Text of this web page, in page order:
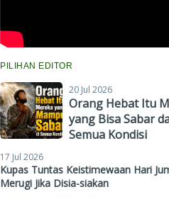
PILIHAN EDITOR
20 Jul 2026
Orang Hebat Itu
yang Bisa Sabar
Semua Kondisi
17 Jul 2026
Kupas Tuntas Keistimewaan Hari
Merugi Jika Disia-siakan